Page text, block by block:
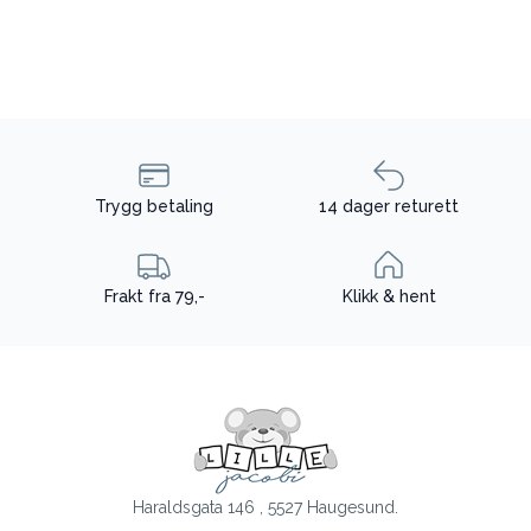
Trygg betaling 14 dager returett
Frakt fra 79,- Klikk & hent
Haraldsgata 146 , 5527 Haugesund.